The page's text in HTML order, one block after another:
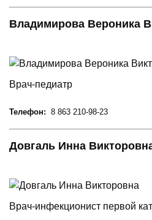
Владимирова Вероника
Врач-педиатр
Телефон: 8 863 210-98-23
Довгаль Инна
Врач-инфекционист первой